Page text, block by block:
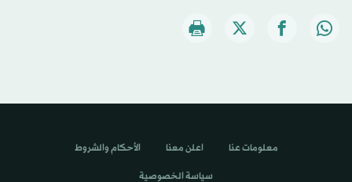
معلومات عنا اعلن معنا الأحكام والشروط
سياسة الخصوصية